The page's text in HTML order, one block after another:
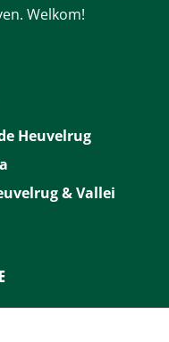
Welkom!
Heuvelrug
& Vallei